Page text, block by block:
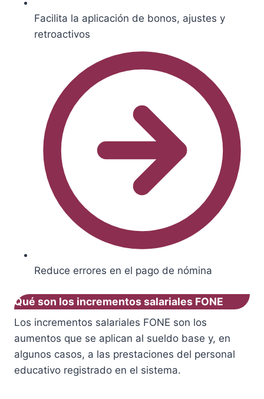
Facilita la aplicación de bonos, ajustes y
retroactivos
Reduce errores en el pago de nómina
Qué son los incrementos salariales FONE
Los incrementos salariales FONE son los
aumentos que se aplican al sueldo base y, en
algunos casos, a las prestaciones del personal
educativo registrado en el sistema.